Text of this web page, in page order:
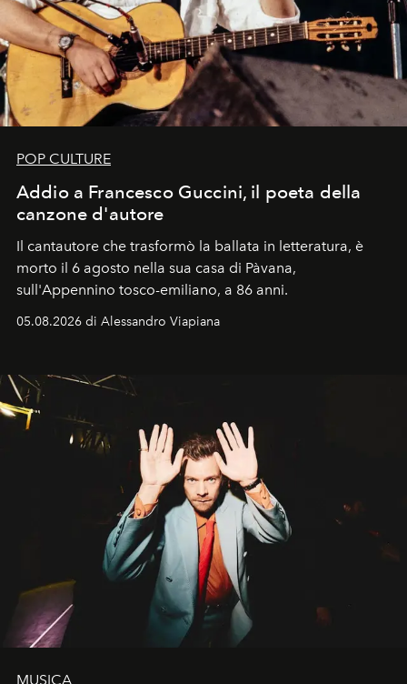
POP CULTURE
Addio a Francesco Guccini, il poeta della
canzone d'autore
Il cantautore che trasformò la ballata in letteratura, è
morto il 6 agosto nella sua casa di Pàvana,
sull'Appennino tosco-emiliano, a 86 anni.
05.08.2026 di Alessandro Viapiana
MUSICA